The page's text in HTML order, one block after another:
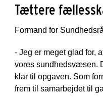
Tættere
Formand for
- Jeg er meget glad for,
vores sundhedsvæsen.
klar til opgaven. Som
frem til samarbejdet til